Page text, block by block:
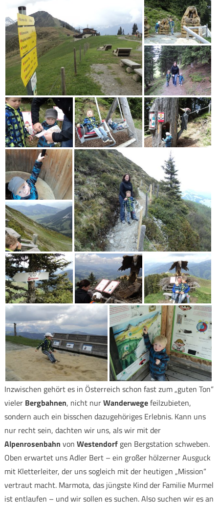
Inzwischen gehört es in Österreich schon fast zum „guten Ton“
vieler Bergbahnen, nicht nurWanderwegefeilzubieten,
sondern auch ein bisschen dazugehöriges Erlebnis. Kann uns
nur recht sein, dachten wir uns, als wir mit der
Alpenrosenbahn von Westendorfgen Bergstation schweben.
Oben erwartet uns Adler Bert – ein großer hölzerner Ausguck
mit Kletterleiter, der uns sogleich mit der heutigen „Mission“
vertraut macht. Marmota, das jüngste Kind der Familie Murmel
ist entlaufen – und wir sollen es suchen. Also suchen wir es an